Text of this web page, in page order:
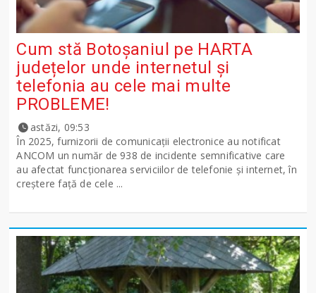
Cum stă Botoșaniul pe HARTA
județelor unde internetul și
telefonia au cele mai multe
PROBLEME!
astăzi, 09:53
În 2025, furnizorii de comunicații electronice au notificat
ANCOM un număr de 938 de incidente semnificative care
au afectat funcționarea serviciilor de telefonie și internet, în
creștere față de cele ...